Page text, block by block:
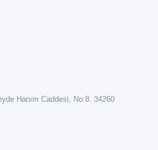
Hanım Caddesi, No:8. 34260